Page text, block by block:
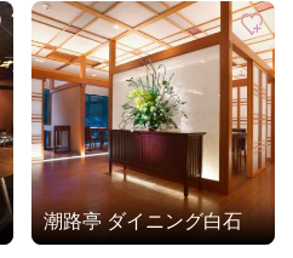
潮路亭 ダイニング白石